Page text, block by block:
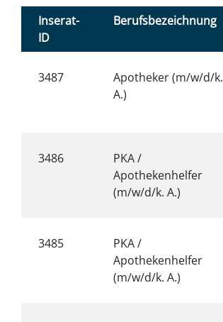
Inserat-
ID
Berufsbezeichnung
3487
Apotheker (m/w/d/k.
A.)
3486
PKA /
Apothekenhelfer
(m/w/d/k. A.)
3485
PKA /
Apothekenhelfer
(m/w/d/k. A.)